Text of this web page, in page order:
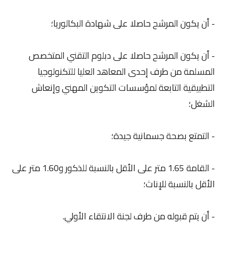
- أن يكون المرشح حاصلا على شهادة البكالوريا؛
- أن يكون المرشح حاصلا على دبلوم التقني المتخصص
المسلمة من طرف إحدى المعاهد العليا للتكنولوجيا
التطبيقية التابعة لمؤسسات التكوين المهني وإنعاش
الشغل؛
- التمتع بصحة جسمانية جيدة؛
- القامة 1.65 متر على الأقل بالنسبة للذكور و1.60 متر على
الأقل بالنسبة للإناث؛
- أن يتم قبوله من طرف لجنة الانتقاء الأولي.